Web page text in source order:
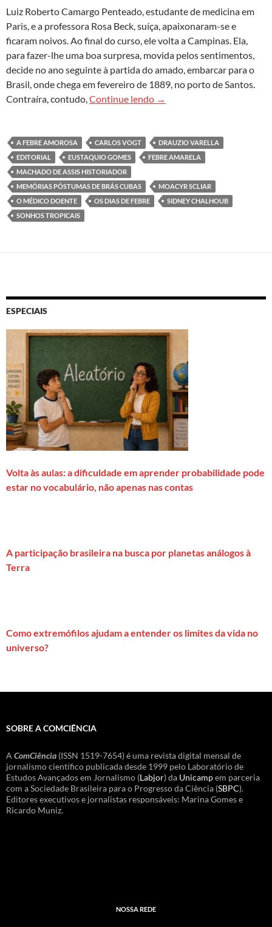
Luiz Roberto Camargo Penteado, estudante de medicina em
Paris, e a professora Rosa Beck, suíça, apaixonaram-se e
ficaram noivos. Ao final do curso, ele volta a Campinas. Ela,
para fazer-lhe uma boa surpresa, movida pelos sentimentos,
decide no ano seguinte à partida do amado, embarcar para o
Brasil, onde chega em fevereiro de 1889, no porto de Santos.
Contraíra, contudo,Continue lendo Febres odiosas
→
A FEBRE AMOROSA CARLOS VOGT
DRAUZIO VARELLA
EDITORIAL
EUSTAQUIO GOMES
FEBRE AMARELA
MACHADO DE ASSIS HISTORIADOR
MEMÓRIAS PÓSTUMAS DE BRÁS CUBAS
MOACYR SCLIAR
O MÉDICO DOENTE
OS DIAS DE FEBRE
SIDNEY CHALHOUB
SONHOS TROPICAIS
ESPECIAIS
Volta às aulas: a dificuldade em aprender probabilidade pode
estar no vocabulário, não apenas nas contas
A participação brasileira na busca por planetas análogos à
Terra
Como extremófilos ajudam a entender os limites da vida no
universo?
SOBRE A COMCIÊNCIA
A ComCiência (ISSN 1519-7654) é uma revista digital mensal de
jornalismo científico publicada desde 1999 pelo Laboratório de
Estudos Avançados em Jornalismo (Labjor) da Unicampem parceria
com a Sociedade Brasileira para o Progresso da Ciência (SBPC).
Editores executivos e jornalistas responsáveis: Marina Gomes e
Ricardo Muniz.
NOSSA REDE